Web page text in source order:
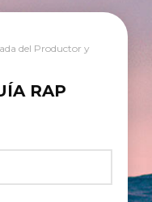
del Productor y
RAP